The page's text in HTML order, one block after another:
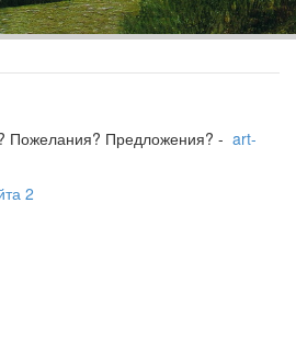
Пожелания? Предложения? - art-
2